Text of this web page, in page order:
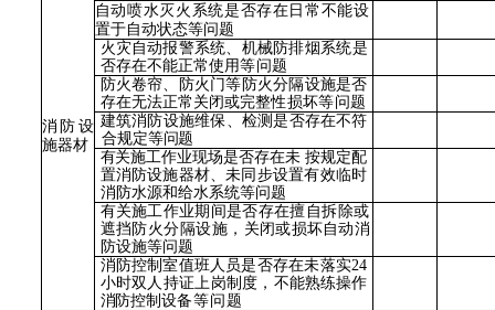
消防设
施器材
自动喷水灭火系统是否存在日常不能设
置于自动状态等问题
火灾自动报警系统、机械防排烟系统是
否存在不能正常使用等问题
防火卷帘、防火门等防火分隔设施是否
存在无法正常关闭或完整性损坏等问题
建筑消防设施维保、检测是否存在不符
合规定等问题
有关施工作业现场是否存在未 按规定配
置消防设施器材、未同步设置有效临时
消防水源和给水系统等问题
有关施工作业期间是否存在擅 自拆除或
遮挡防火分隔设施， 关闭或损坏自动消
防设施等问题
消防控制室值班人员是否存在未落实24
小时双人持证上岗制 度，不能熟练操作
消防控制设备等问题